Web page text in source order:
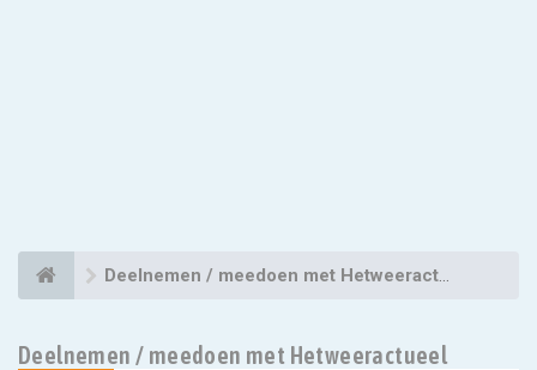
Deelnemen / meedoen met Hetweeractueel
Deelnemen / meedoen met Hetweeractueel